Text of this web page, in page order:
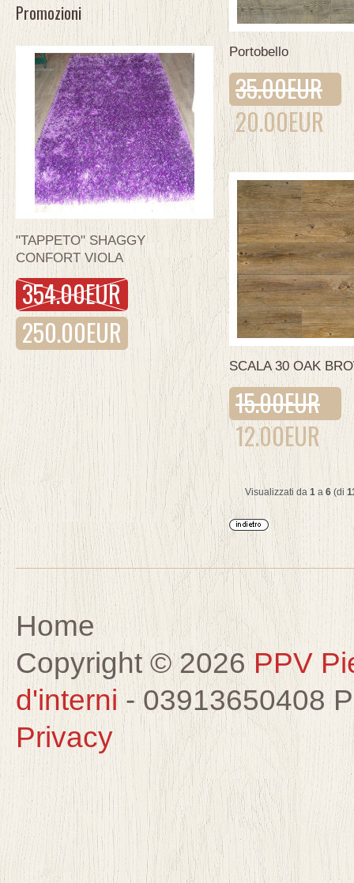
Promozioni
"TAPPETO" SHAGGY
CONFORT VIOLA
354.00EUR
250.00EUR
Portobello
35.00EUR
20.00EUR
SCALA 30 OAK
15.00EUR
12.00EUR
Visualizzati da 1 a 6 (di
Home
Copyright © 2026PPV
d'interni- 03913650408
Privacy